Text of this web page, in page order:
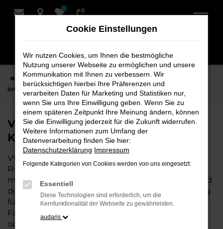
Zum
0
Startseite Rotenburg VW VW Golf
VW Golf Neuwagen bei
Schmidt + Koch für Rotenburg
VW Golf Neuwagen bei Schmidt +
Koch für Rotenburg
VW Golf ist die perfekte Wahl für alle, die für
Rotenburg einenNeuwagensuchen. Mit seiner
modernen Technik, seinem effizienten Antrieb und
dem stilvollen Design ist der Golf die ideale Lösung
für jeden, der ein zuverlässiges und komfortables
Fahrzeug möchte. Egal, ob für den Stadtverkehr
oder längere Fahrten – der Golf bietet Ihnen
Cookie Einstellungen
Wir nutzen Cookies, um Ihnen die bestmögliche
Nutzung unserer Webseite zu ermöglichen und unsere
Kommunikation mit Ihnen zu verbessern. Wir
berücksichtigen hierbei Ihre Präferenzen und
verarbeiten Daten für Marketing und Statistiken nur,
wenn Sie uns Ihre Einwilligung geben. Wenn Sie zu
einem späteren Zeitpunkt Ihre Meinung ändern, können
Sie die Einwilligung jederzeit für die Zukunft widerrufen.
Weitere Informationen zum Umfang der
Datenverarbeitung finden Sie hier:
Datenschutzerklärung Impressum
Folgende Kategorien von Cookies werden von uns eingesetzt:
Essentiell
Diese Technologien sind erforderlich, um die
Kernfunktionalität der Webseite zu gewährleisten.
audaris